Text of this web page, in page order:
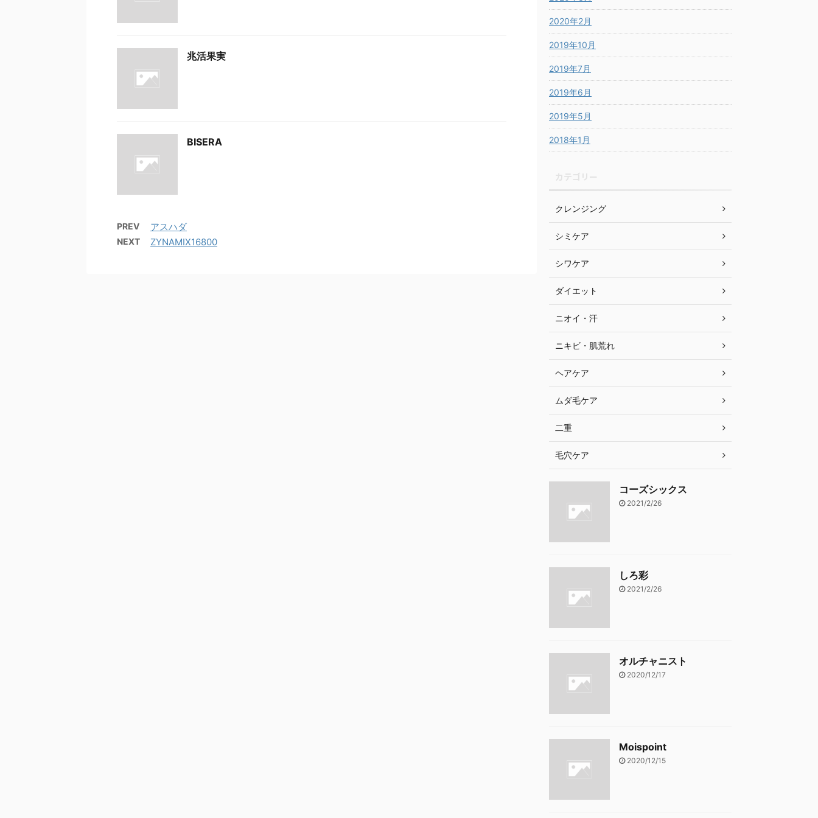
兆活果実
BISERA
PREV アスハダ
NEXT ZYNAMIX16800
2020年2月
2019年10月
2019年7月
2019年6月
2019年5月
2018年1月
クレンジング
シミケア
シワケア
ダイエット
ニオイ・汗
ニキビ・肌荒れ
ヘアケア
ムダ毛ケア
二重
毛穴ケア
コーズシックス
2021/2/26
しろ彩
2021/2/26
オルチャニスト
2020/12/17
Moispoint
2020/12/15